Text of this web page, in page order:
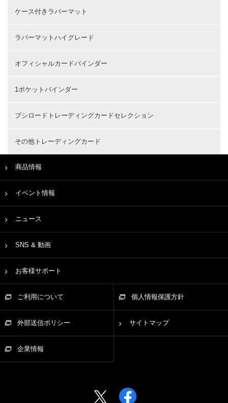
ケース付きラバーマット
ラバーマットハイグレード
オフィシャルカードバインダー
1ポケットバインダー
ブシロードトレーディングカードセレクション
その他トレーディングカード
商品情報
イベント情報
ニュース
SNS & 動画
お客様サポート
ご利用について 個人情報保護方針
外部送信ポリシー サイトマップ
企業情報